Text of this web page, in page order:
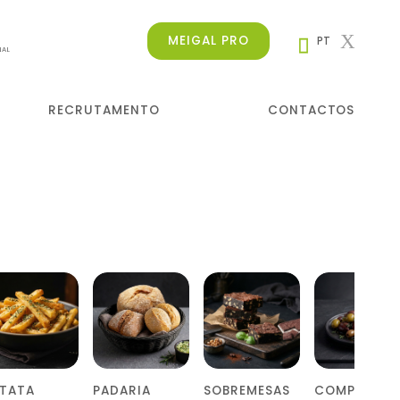
MEIGAL PRO PT
RECRUTAMENTO CONTACTOS
PADARIA SOBREMESAS